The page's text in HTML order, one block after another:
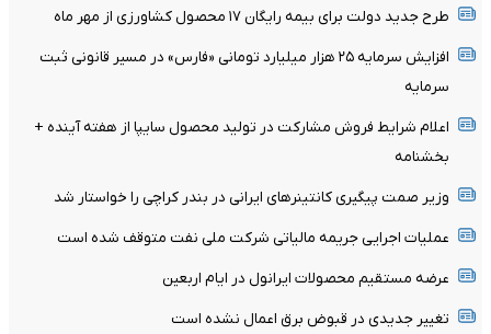
طرح جدید دولت برای بیمه رایگان ۱۷ محصول کشاورزی از مهر ماه
افزایش سرمایه ۲۵ هزار میلیارد تومانی «فارس» در مسیر قانونی ثبت
سرمایه
اعلام شرایط فروش مشارکت در تولید محصول سایپا از هفته آینده +
بخشنامه
وزیر صمت پیگیری کانتینر‌های ایرانی در بندر کراچی را خواستار شد
عملیات اجرایی جریمه مالیاتی شرکت ملی نفت متوقف شده است
عرضه مستقیم محصولات ایرانول در ایام اربعین
تغییر جدیدی در قبوض برق اعمال نشده است